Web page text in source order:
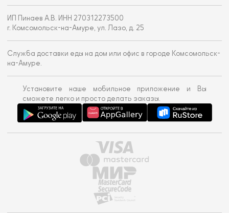
ИП Пинаев А.В. ИНН 270312273500
г. Комсомольск-на-Амуре, ул. Лазо, д. 25
Служба доставки еды на дом или офис в городе Комсомольск-
на-Амуре.
Установите наше мобильное приложение и Вы
сможете легко и просто делать заказы.